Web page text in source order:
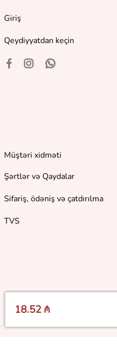
18.52 ₼
Giriş
Qeydiyyatdan keçin
Müştəri xidməti
Şərtlər və Qaydalar
Sifariş, ödəniş və çatdırılma
TVS